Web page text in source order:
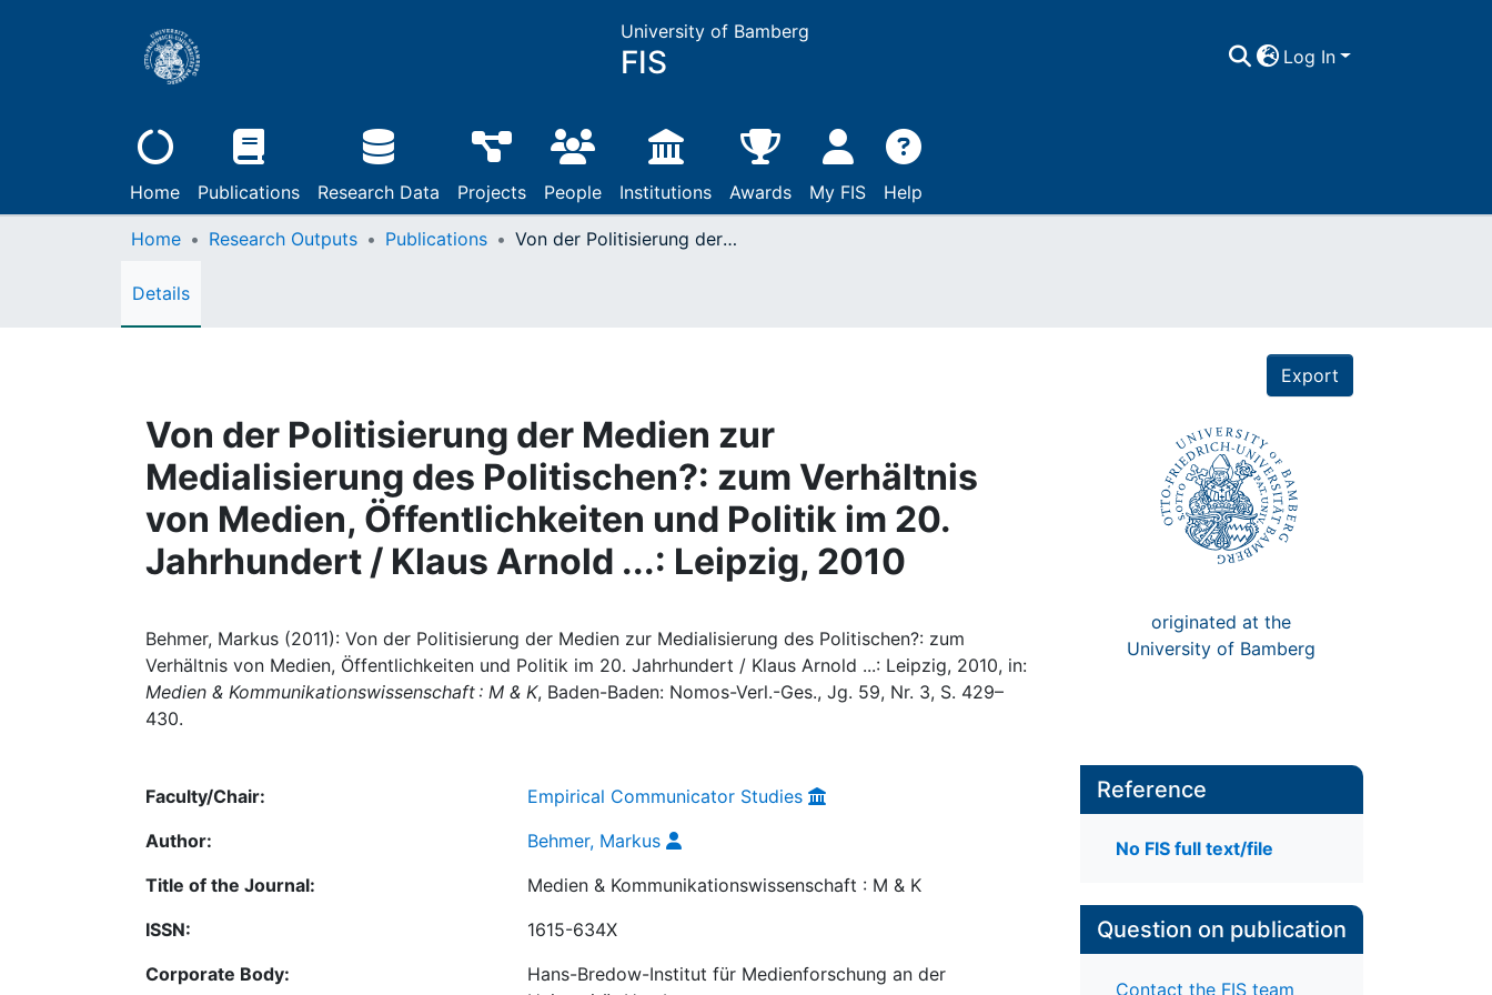
University of Bamberg
FIS Log In
Home Publications Research Data Projects People Institutions Awards My FIS Help
Home Research Outputs Publications Von der Politisierung der Medien zur Medialisierung des Politischen?: zum Verhältnis von Medien, Öffentlichkeiten und Politik im 20. Jahrhundert / Klaus Arnold ...: Leipzig, 2010
Details
Export
Von der Politisierung der Medien zur
Medialisierung des Politischen?: zum Verhältnis
von Medien, Öffentlichkeiten und Politik im 20.
Jahrhundert / Klaus Arnold ...: Leipzig, 2010
Behmer, Markus (2011): Von der Politisierung der Medien zur Medialisierung des Politischen?: zum
Verhältnis von Medien, Öffentlichkeiten und Politik im 20. Jahrhundert / Klaus Arnold ...: Leipzig, 2010, in:
Medien & Kommunikationswissenschaft : M & K, Baden-Baden: Nomos-Verl.-Ges., Jg. 59, Nr. 3, S. 429–
430.
originated at the
University of Bamberg
Faculty/Chair:
Empirical Communicator Studies
Author:
Behmer, Markus
Title of the Journal:
Medien & Kommunikationswissenschaft : M & K
ISSN:
1615-634X
Corporate Body:
Hans-Bredow-Institut für Medienforschung an der
Reference
No FIS full text/file
Question on publication
Contact the FIS team